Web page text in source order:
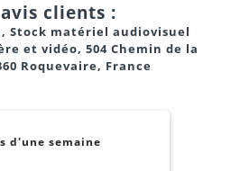
clients :
Stock matériel audiovisuel
et vidéo, 504 Chemin de la
Roquevaire, France
d'une semaine